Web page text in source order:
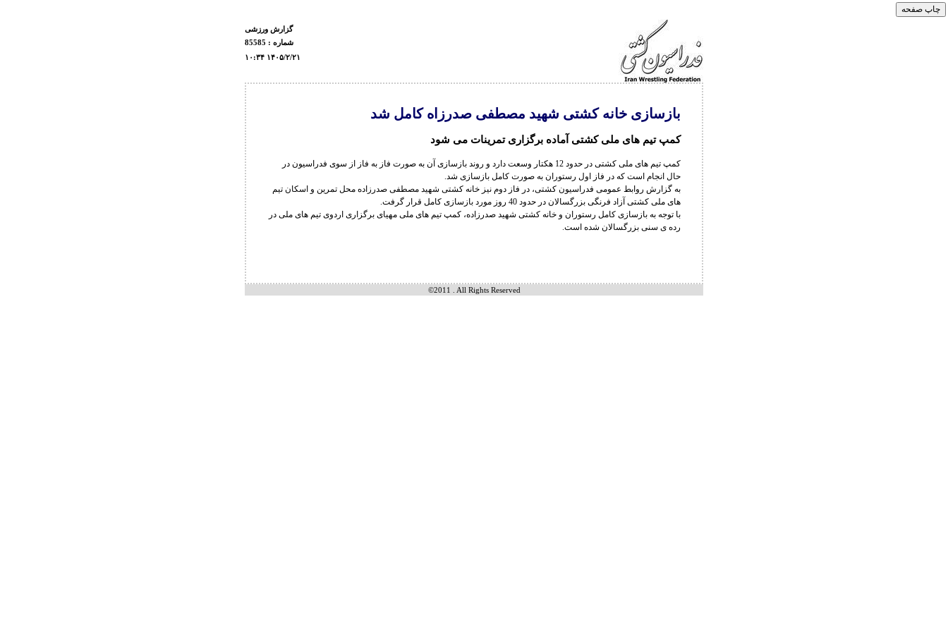
گزارش ورزشی
شماره : 85585
۱۰:۳۴ ۱۴۰۵/۲/۲۱
بازسازی خانه کشتی شهید مصطفی صدرزاه کامل شد
کمپ تیم های ملی کشتی آماده برگزاری تمرینات می شود
کمپ تیم های ملی کشتی در حدود 12 هکتار وسعت دارد و روند بازسازی آن به صورت فاز به فاز از سوی فدراسیون در
حال انجام است که در فاز اول رستوران به صورت کامل بازسازی شد.
به گزارش روابط عمومی فدراسیون کشتی، در فاز دوم نیز خانه کشتی شهید مصطفی صدرزاده محل تمرین و اسکان تیم
های ملی کشتی آزاد فرنگی بزرگسالان در حدود 40 روز مورد بازسازی کامل قرار گرفت.
با توجه به بازسازی کامل رستوران و خانه کشتی شهید صدرزاده، کمپ تیم های ملی مهیای برگزاری اردوی تیم های ملی در
رده ی سنی بزرگسالان شده است.
©2011 . All Rights Reserved